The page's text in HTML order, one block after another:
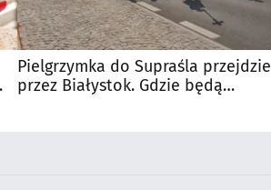
Pielgrzymka do Supraśla przejdzie
przez Białystok. Gdzie będą